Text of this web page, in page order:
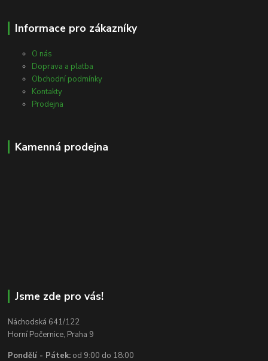
Informace pro zákazníky
O nás
Doprava a platba
Obchodní podmínky
Kontakty
Prodejna
Kamenná prodejna
Jsme zde pro vás!
Náchodská 641/122
Horní Počernice, Praha 9
Pondělí - Pátek: od 9:00 do 18:00